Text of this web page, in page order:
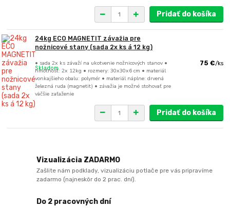
Pridať do košíka
24kg ECO MAGNETIT závažia pre
nožnicové stany (sada 2x ks á 12 kg)
• sada 2x ks závaží na ukotvenie nožnicových stanov •
hmotnosť: 2x 12kg • rozmery: 30x30x6 cm • materiál
vonkajšieho obalu: polymér • materiál náplne: drvená
železná ruda (magnetit) • závažia je možné stohovať pre
väčšie zaťaženie
75 €/ks
Skladom
Pridať do košíka
Vizualizácia ZADARMO
Zašlite nám podklady, vizualizáciu potlače pre vás pripravíme
zadarmo (najneskôr do 2 prac. dní).
Do 2 pracovných dní